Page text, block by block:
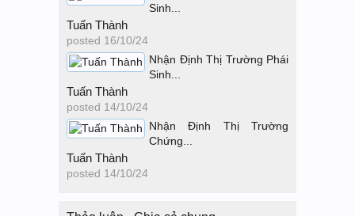
Sinh...
Tuấn Thành
posted 16/10/24
Nhận Định Thị Trường Phái
Sinh...
Tuấn Thành
posted 14/10/24
Nhận Định Thị Trường
Chứng...
Tuấn Thành
posted 14/10/24